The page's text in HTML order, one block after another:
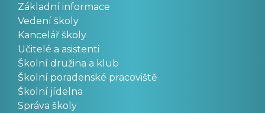
Základní informace
Vedení školy
Kancelář školy
Učitelé a asistenti
Školní družina a klub
Školní poradenské pracoviště
Školní jídelna
Správa školy